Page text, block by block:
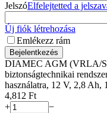
JelszóElfelejtetted a
Új fiók létrehozása
Emlékezz rám
Bejelentkezés
DIAMEC AGM (VRLA/
biztonságtechnikai
használatra, 12 V, 2,8
4,812 Ft
+
−